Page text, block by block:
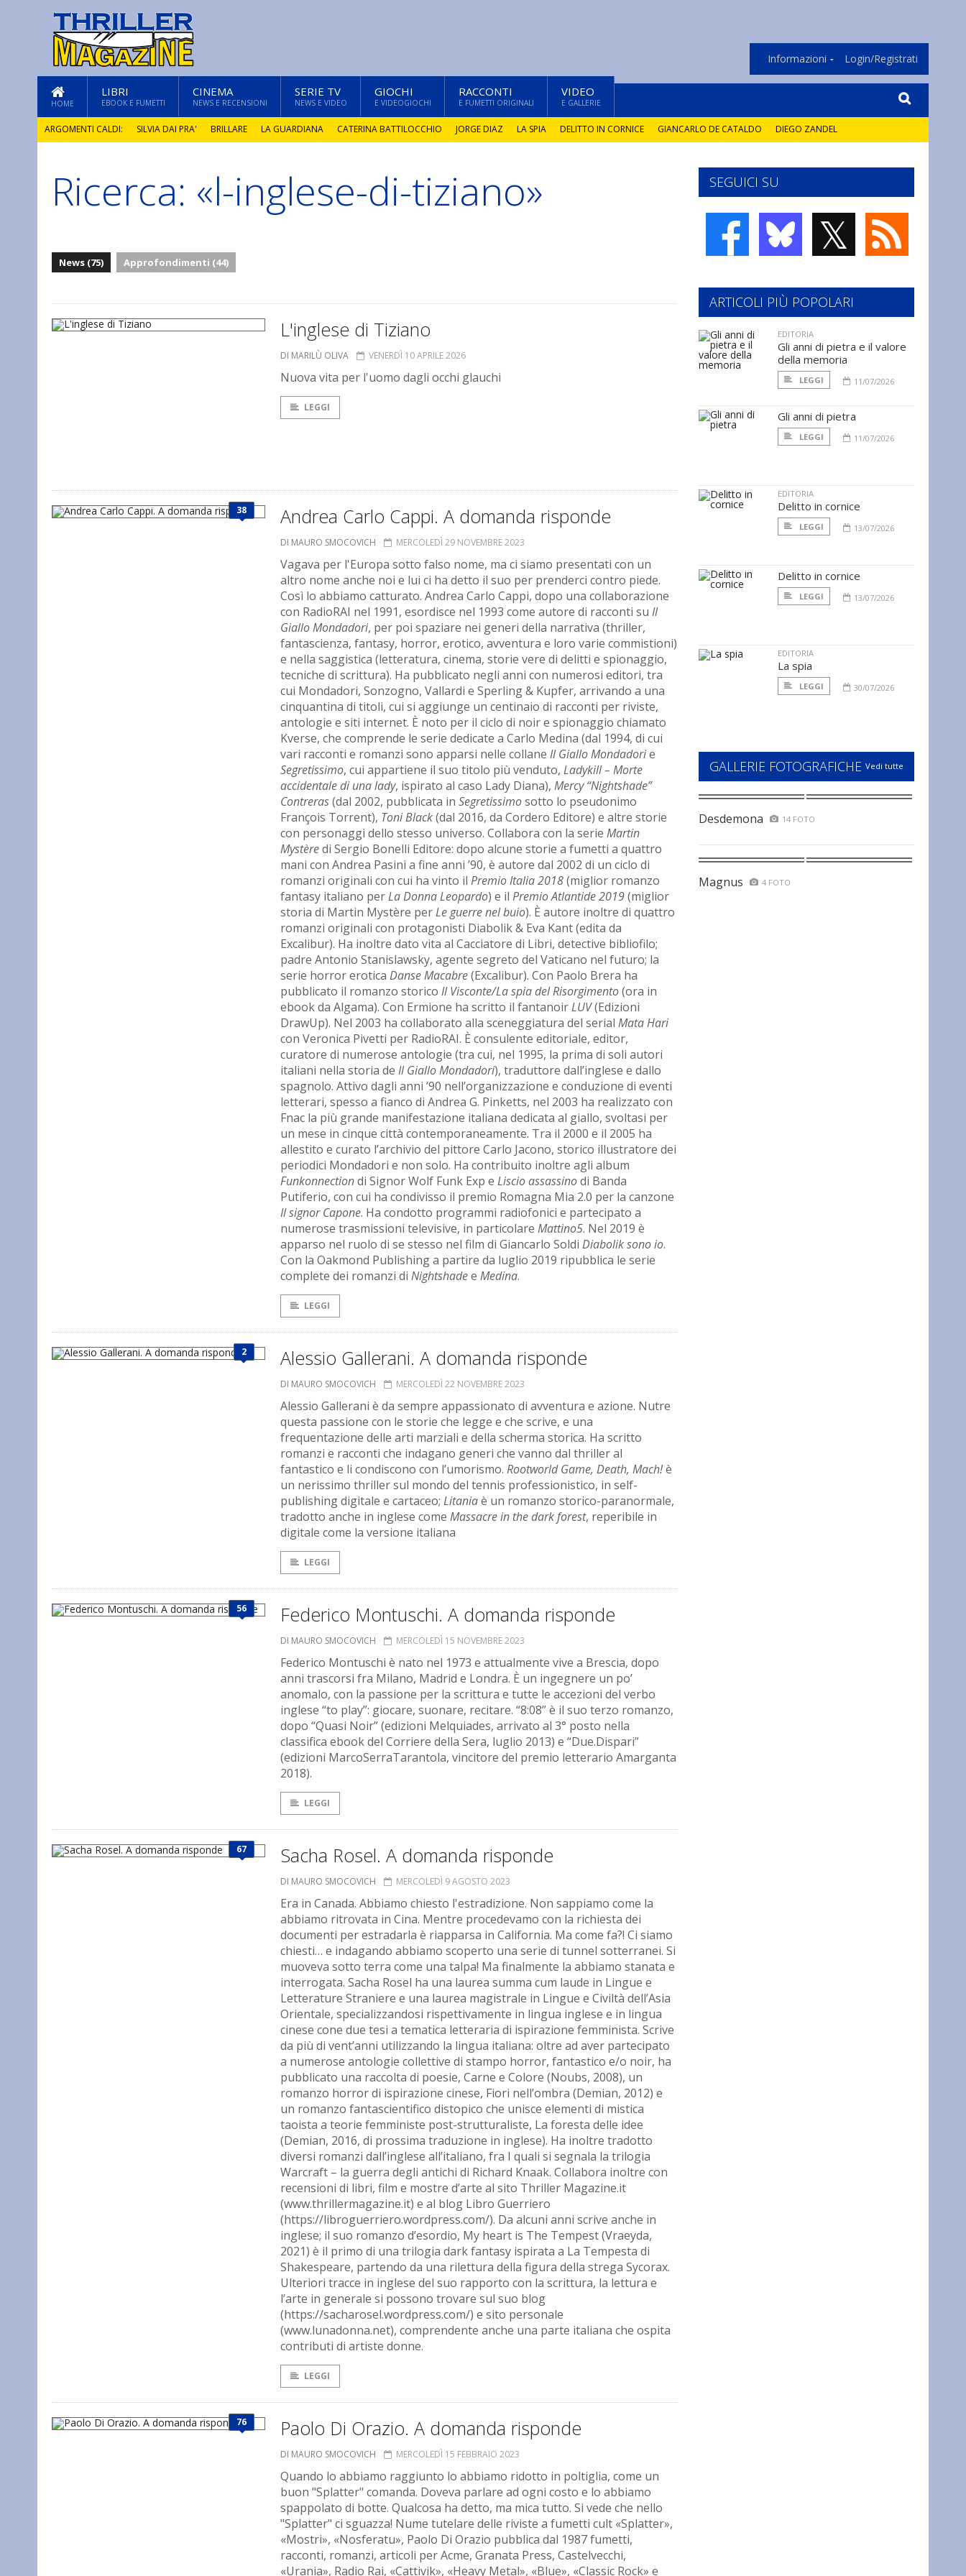
Informazioni Login/Registrati
HOME
LIBRI
EBOOK E FUMETTI
CINEMA
NEWS E RECENSIONI
SERIE TV
NEWS E VIDEO
GIOCHI
E VIDEOGIOCHI
RACCONTI
E FUMETTI ORIGINALI
VIDEO
E GALLERIE
ARGOMENTI CALDI: SILVIA DAI PRA' BRILLARE LA GUARDIANA CATERINA BATTILOCCHIO JORGE DIAZ LA SPIA DELITTO IN CORNICE GIANCARLO DE CATALDO DIEGO ZANDEL
GLI ANNI DI PIETRA
Ricerca: «l-inglese-di-tiziano»
News (75) Approfondimenti (44)
L'inglese di Tiziano
DI MARILÙ OLIVA VENERDÌ 10 APRILE 2026
Nuova vita per l'uomo dagli occhi glauchi
LEGGI
38 Andrea Carlo Cappi. A domanda risponde
DI MAURO SMOCOVICH MERCOLEDÌ 29 NOVEMBRE 2023
Vagava per l'Europa sotto falso nome, ma ci siamo presentati con un
altro nome anche noi e lui ci ha detto il suo per prenderci contro piede.
Così lo abbiamo catturato. Andrea Carlo Cappi, dopo una collaborazione
con RadioRAI nel 1991, esordisce nel 1993 come autore di racconti su Il
Giallo Mondadori, per poi spaziare nei generi della narrativa (thriller,
fantascienza, fantasy, horror, erotico, avventura e loro varie commistioni)
e nella saggistica (letteratura, cinema, storie vere di delitti e spionaggio,
tecniche di scrittura). Ha pubblicato negli anni con numerosi editori, tra
cui Mondadori, Sonzogno, Vallardi e Sperling & Kupfer, arrivando a una
cinquantina di titoli, cui si aggiunge un centinaio di racconti per riviste,
antologie e siti internet. È noto per il ciclo di noir e spionaggio chiamato
Kverse, che comprende le serie dedicate a Carlo Medina (dal 1994, di cui
vari racconti e romanzi sono apparsi nelle collane Il Giallo Mondadorie
Segretissimo, cui appartiene il suo titolo più venduto, Ladykill – Morte
accidentale di una lady, ispirato al caso Lady Diana), Mercy “Nightshade”
Contreras(dal 2002, pubblicata in Segretissimosotto lo pseudonimo
François Torrent), Toni Black(dal 2016, da Cordero Editore) e altre storie
con personaggi dello stesso universo. Collabora con la serie Martin
Mystèredi Sergio Bonelli Editore: dopo alcune storie a fumetti a quattro
mani con Andrea Pasini a fine anni ’90, è autore dal 2002 di un ciclo di
romanzi originali con cui ha vinto il Premio Italia 2018(miglior romanzo
fantasy italiano perLa Donna Leopardo) e il Premio Atlantide 2019(miglior
storia di Martin Mystère perLe guerre nel buio). È autore inoltre di quattro
romanzi originali con protagonisti Diabolik & Eva Kant (edita da
Excalibur). Ha inoltre dato vita al Cacciatore di Libri, detective bibliofilo;
padre Antonio Stanislawsky, agente segreto del Vaticano nel futuro; la
serie horror erotica Danse Macabre(Excalibur). Con Paolo Brera ha
pubblicato il romanzo storico Il Visconte/La spia del Risorgimento(ora in
ebook da Algama). Con Ermione ha scritto il fantanoirLUV(Edizioni
DrawUp). Nel 2003 ha collaborato alla sceneggiatura del serial Mata Hari
con Veronica Pivetti per RadioRAI. È consulente editoriale, editor,
curatore di numerose antologie (tra cui, nel 1995, la prima di soli autori
italiani nella storia de Il Giallo Mondadori), traduttore dall’inglese e dallo
spagnolo. Attivo dagli anni ’90 nell’organizzazione e conduzione di eventi
letterari, spesso a fianco di Andrea G. Pinketts, nel 2003 ha realizzato con
Fnac la più grande manifestazione italiana dedicata al giallo, svoltasi per
un mese in cinque città contemporaneamente. Tra il 2000 e il 2005 ha
allestito e curato l’archivio del pittore Carlo Jacono, storico illustratore dei
periodici Mondadori e non solo. Ha contribuito inoltre agli album
Funkonnectiondi Signor Wolf Funk Exp e Liscio assassinodi Banda
Putiferio, con cui ha condivisso il premio Romagna Mia 2.0 per la canzone
Il signor Capone. Ha condotto programmi radiofonici e partecipato a
numerose trasmissioni televisive, in particolare Mattino5. Nel 2019 è
apparso nel ruolo di se stesso nel film di Giancarlo Soldi Diabolik sono io.
Con la Oakmond Publishing a partire da luglio 2019 ripubblica le serie
complete dei romanzi di Nightshadee Medina.
LEGGI
2 Alessio Gallerani. A domanda risponde
DI MAURO SMOCOVICH MERCOLEDÌ 22 NOVEMBRE 2023
Alessio Gallerani è da sempre appassionato di avventura e azione. Nutre
questa passione con le storie che legge e che scrive, e una
frequentazione delle arti marziali e della scherma storica. Ha scritto
romanzi e racconti che indagano generi che vanno dal thriller al
fantastico e li condiscono con l’umorismo. Rootworld Game, Death, Mach!è
un nerissimo thriller sul mondo del tennis professionistico, in self-
publishing digitale e cartaceo; Litaniaè un romanzo storico-paranormale,
tradotto anche in inglese come Massacre in the dark forest, reperibile in
digitale come la versione italiana
LEGGI
56 Federico Montuschi. A domanda risponde
DI MAURO SMOCOVICH MERCOLEDÌ 15 NOVEMBRE 2023
Federico Montuschi è nato nel 1973 e attualmente vive a Brescia, dopo
anni trascorsi fra Milano, Madrid e Londra. È un ingegnere un po’
anomalo, con la passione per la scrittura e tutte le accezioni del verbo
inglese “to play”: giocare, suonare, recitare. “8:08” è il suo terzo romanzo,
dopo “Quasi Noir” (edizioni Melquiades, arrivato al 3° posto nella
classifica ebook del Corriere della Sera, luglio 2013) e “Due.Dispari”
(edizioni MarcoSerraTarantola, vincitore del premio letterario Amarganta
2018).
LEGGI
67 Sacha Rosel. A domanda risponde
DI MAURO SMOCOVICH MERCOLEDÌ 9 AGOSTO 2023
Era in Canada. Abbiamo chiesto l'estradizione. Non sappiamo come la
abbiamo ritrovata in Cina. Mentre procedevamo con la richiesta dei
documenti per estradarla è riapparsa in California. Ma come fa?! Ci siamo
chiesti… e indagando abbiamo scoperto una serie di tunnel sotterranei. Si
muoveva sotto terra come una talpa! Ma finalmente la abbiamo stanata e
interrogata. Sacha Rosel ha una laurea summa cum laude in Lingue e
Letterature Straniere e una laurea magistrale in Lingue e Civiltà dell’Asia
Orientale, specializzandosi rispettivamente in lingua inglese e in lingua
cinese cone due tesi a tematica letteraria di ispirazione femminista. Scrive
da più di vent’anni utilizzando la lingua italiana: oltre ad aver partecipato
a numerose antologie collettive di stampo horror, fantastico e/o noir, ha
pubblicato una raccolta di poesie, Carne e Colore (Noubs, 2008), un
romanzo horror di ispirazione cinese, Fiori nell’ombra (Demian, 2012) e
un romanzo fantascientifico distopico che unisce elementi di mistica
taoista a teorie femministe post-strutturaliste, La foresta delle idee
(Demian, 2016, di prossima traduzione in inglese). Ha inoltre tradotto
diversi romanzi dall’inglese all’italiano, fra I quali si segnala la trilogia
Warcraft – la guerra degli antichi di Richard Knaak. Collabora inoltre con
recensioni di libri, film e mostre d’arte al sito Thriller Magazine.it
(www.thrillermagazine.it) e al blog Libro Guerriero
(https://libroguerriero.wordpress.com/). Da alcuni anni scrive anche in
inglese; il suo romanzo d’esordio, My heart is The Tempest (Vraeyda,
2021) è il primo di una trilogia dark fantasy ispirata a La Tempesta di
Shakespeare, partendo da una rilettura della figura della strega Sycorax.
Ulteriori tracce in inglese del suo rapporto con la scrittura, la lettura e
l’arte in generale si possono trovare sul suo blog
(https://sacharosel.wordpress.com/) e sito personale
(www.lunadonna.net), comprendente anche una parte italiana che ospita
contributi di artiste donne.
LEGGI
76 Paolo Di Orazio. A domanda risponde
DI MAURO SMOCOVICH MERCOLEDÌ 15 FEBBRAIO 2023
Quando lo abbiamo raggiunto lo abbiamo ridotto in poltiglia, come un
buon "Splatter" comanda. Doveva parlare ad ogni costo e lo abbiamo
spappolato di botte. Qualcosa ha detto, ma mica tutto. Si vede che nello
"Splatter" ci sguazza! Nume tutelare delle riviste a fumetti cult «Splatter»,
«Mostri», «Nosferatu», Paolo Di Orazio pubblica dal 1987 fumetti,
racconti, romanzi, articoli per Acme, Granata Press, Castelvecchi,
«Urania», Radio Rai, «Cattivik», «Heavy Metal», «Blue», «Classic Rock» e
SEGUICI SU
𝕏
ARTICOLI PIÙ POPOLARI
EDITORIA
Gli anni di pietra e il valore
della memoria
LEGGI 11/07/2026
Gli anni di pietra
LEGGI 11/07/2026
EDITORIA
Delitto in cornice
LEGGI 13/07/2026
Delitto in cornice
LEGGI 13/07/2026
EDITORIA
La spia
LEGGI 30/07/2026
GALLERIE FOTOGRAFICHE Vedi tutte
Desdemona 14 FOTO
Magnus 4 FOTO